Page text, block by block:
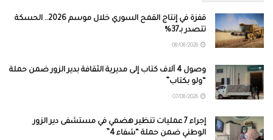
قفزة في إنتاج القمح السوري خلال موسم 2026.. الحسكة
تتصدر بـ37%
وصول 4 آلاف كتاب إلى مديرية الثقافة بدير الزور ضمن حملة
“ولو بكتاب”
إجراء 7 عمليات تنظير هضمي في مستشفى دير الزور
الوطني ضمن حملة “شفاء 4”